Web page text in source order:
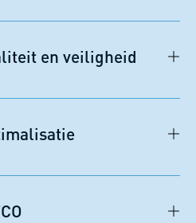
en veiligheid